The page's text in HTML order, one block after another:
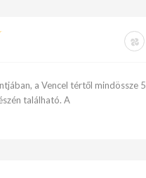
a Vencel tértől mindössze 5
található. A